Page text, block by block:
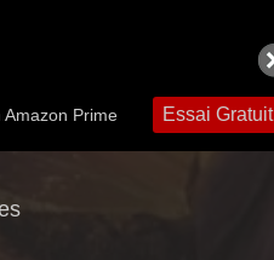
Prime Essai Gratuit